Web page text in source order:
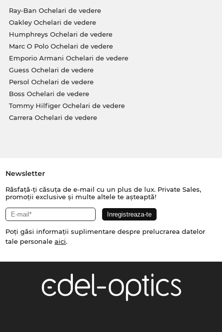
Ray-Ban Ochelari de vedere
Oakley Ochelari de vedere
Humphreys Ochelari de vedere
Marc O Polo Ochelari de vedere
Emporio Armani Ochelari de vedere
Guess Ochelari de vedere
Persol Ochelari de vedere
Boss Ochelari de vedere
Tommy Hilfiger Ochelari de vedere
Carrera Ochelari de vedere
Newsletter
Răsfață-ți căsuța de e-mail cu un plus de lux. Private Sales,
promoții exclusive și multe altele te așteaptă!
Poți găsi informații suplimentare despre prelucrarea datelor
tale personale aici.